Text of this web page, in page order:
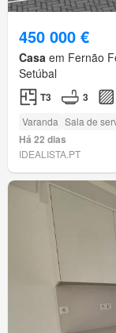
450 000 €
Casa em Fernão
Setúbal
T3 3
Varanda Sala de
Há 22 dias
IDEALISTA.PT